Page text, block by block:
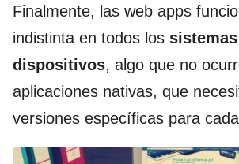
Finalmente, las web apps
indistinta en todos los
dispositivos, algo que no
aplicaciones nativas, que
versiones específicas para